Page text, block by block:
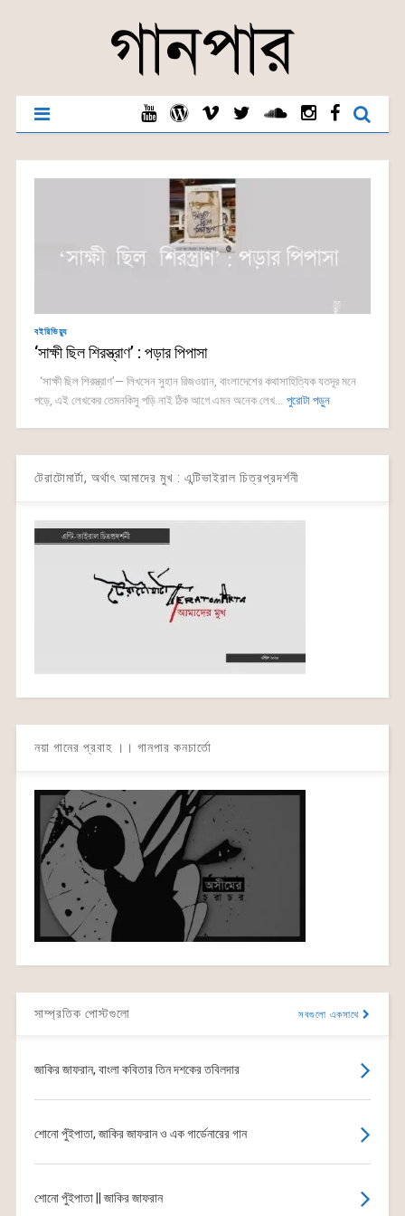
বইরিভিয়্যু
‘সাক্ষী ছিল শিরস্ত্রাণ’ : পড়ার পিপাসা
‘সাক্ষী ছিল শিরস্ত্রাণ’— লিখসেন সুহান রিজওয়ান, বাংলাদেশের কথাসাহিত্যিক যতদূর মনে
পড়ে, এই লেখকের তেমনকিসু পড়ি নাই ঠিক আগে এমন অনেক লেখ... পুরোটা পড়ুন
টেরাটোমার্টা, অর্থাৎ আমাদের মুখ : এন্টিভাইরাল চিত্রপ্রদর্শনী
নয়া গানের প্রবাহ ।। গানপার কনচার্তো
সাম্প্রতিক পোস্টগুলো সবগুলো একসাথে
জাকির জাফরান, বাংলা কবিতার তিন দশকের তবিলদার
শোনো পুঁইপাতা, জাকির জাফরান ও এক গার্ডেনারের গান
শোনো পুঁইপাতা || জাকির জাফরান